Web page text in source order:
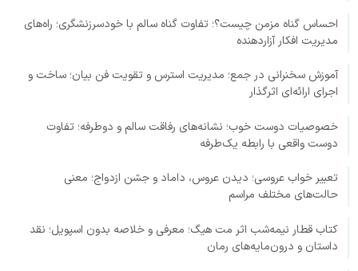
احساس گناه مزمن چیست؟؛ تفاوت گناه سالم با خودسرزنشگری؛ راه‌های
مدیریت افکار آزاردهنده
آموزش سخنرانی در جمع؛ مدیریت استرس و تقویت فن بیان؛ ساخت و
اجرای ارائه‌ای اثرگذار
خصوصیات دوست خوب؛ نشانه‌های رفاقت سالم و دوطرفه؛ تفاوت
دوست واقعی با رابطه یک‌طرفه
تعبیر خواب عروسی؛ دیدن عروس، داماد و جشن ازدواج؛ معنی
حالت‌های مختلف مراسم
کتاب قطار نیمه‌شب اثر مت هیگ؛ معرفی و خلاصه بدون اسپویل؛ نقد
داستان و درون‌مایه‌های رمان